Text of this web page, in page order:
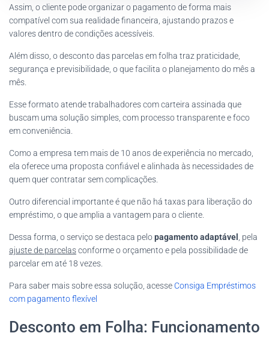
Assim, o cliente pode organizar o pagamento de forma mais
compatível com sua realidade financeira, ajustando prazos e
valores dentro de condições acessíveis.
Além disso, o desconto das parcelas em folha traz praticidade,
segurança e previsibilidade, o que facilita o planejamento do mês a
mês.
Esse formato atende trabalhadores com carteira assinada que
buscam uma solução simples, com processo transparente e foco
em conveniência.
Como a empresa tem mais de 10 anos de experiência no mercado,
ela oferece uma proposta confiável e alinhada às necessidades de
quem quer contratar sem complicações.
Outro diferencial importante é que não há taxas para liberação do
empréstimo, o que amplia a vantagem para o cliente.
Dessa forma, o serviço se destaca pelopagamento adaptável
, pela
ajuste de parcelasconforme o orçamento e pela possibilidade de
parcelar em até 18 vezes.
Para saber mais sobre essa solução, acesse Consiga Empréstimos
com pagamento flexível
Desconto em Folha: Funcionamento